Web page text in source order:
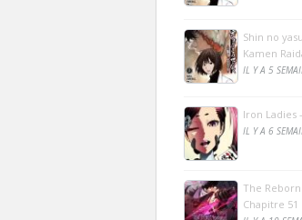
Shin no
Kamen
IL Y A 5
Iron Ladies
IL Y A 6
The
Chapitre 51